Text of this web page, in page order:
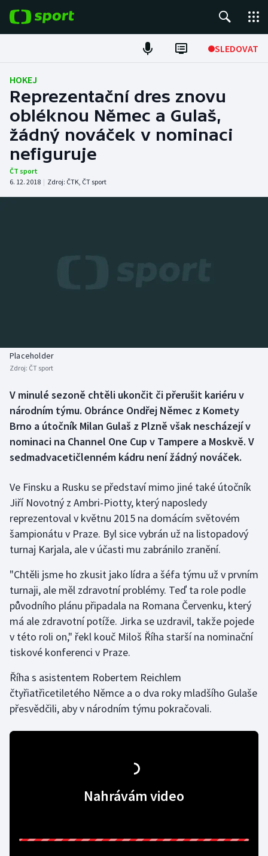
SLEDOVAT
Fotbal
Hokej
Tenis
Atletika
Boby a skeleton
Box
Curling
Dostihy
Futsal
Golf
Házená
Jezdectví
Judo
Krasobruslení
Lezení
AZ kvíz
HOKEJ
Reprezentační dres znovu
obléknou Němec a Gulaš,
žádný nováček v nominaci
nefiguruje
ČT sport
6. 12. 2018 | Zdroj: ČTK, ČT sport
Placeholder
Zdroj: ČT sport
V minulé sezoně chtěli ukončit či přerušit kariéru v
národním týmu. Obránce Ondřej Němec z Komety
Brno a útočník Milan Gulaš z Plzně však nescházejí v
nominaci na Channel One Cup v Tampere a Moskvě. V
sedmadvacetičlenném kádru není žádný nováček.
Ve Finsku a Rusku se představí mimo jiné také útočník
Jiří Novotný z Ambri-Piotty, který naposledy
reprezentoval v květnu 2015 na domácím světovém
šampionátu v Praze. Byl sice vybrán už na listopadový
turnaj Karjala, ale v účasti mu zabránilo zranění.
"Chtěli jsme ho zkusit jako lídra a šéfa týmu už v prvním
turnaji, ale měl zdravotní problémy. Teď ta role podle
původního plánu připadala na Romana Červenku, který
má ale zdravotní potíže. Jirka se uzdravil, takže pojede
v této roli on," řekl kouč Miloš Říha starší na nominační
tiskové konferenci v Praze.
Říha s asistentem Robertem Reichlem
čtyřiatřicetiletého Němce a o dva roky mladšího Gulaše
přesvědčili, aby v národním týmu pokračovali.
Nahrávám video